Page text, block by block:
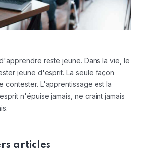
reste jeune. Dans la vie, le
jeune d'esprit. La seule façon
contester. L'apprentissage est la
n'épuise jamais, ne craint jamais
articles